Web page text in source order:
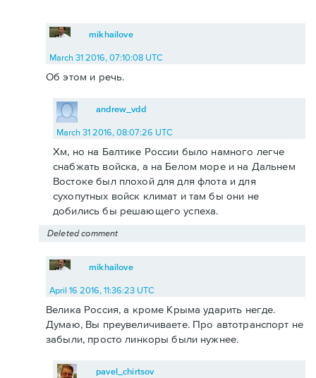
mikhailove
March 31 2016, 07:10:08 UTC
Об этом и речь.
andrew_vdd
March 31 2016, 08:07:26 UTC
Хм, но на Балтике России было намного легче
снабжать войска, а на Белом море и на Дальнем
Востоке был плохой для для флота и для
сухопутных войск климат и там бы они не
добились бы решающего успеха.
Deleted comment
mikhailove
April 16 2016, 11:36:23 UTC
Велика Россия, а кроме Крыма ударить негде.
Думаю, Вы преувеличиваете. Про автотранспорт не
забыли, просто линкоры были нужнее.
pavel_chirtsov